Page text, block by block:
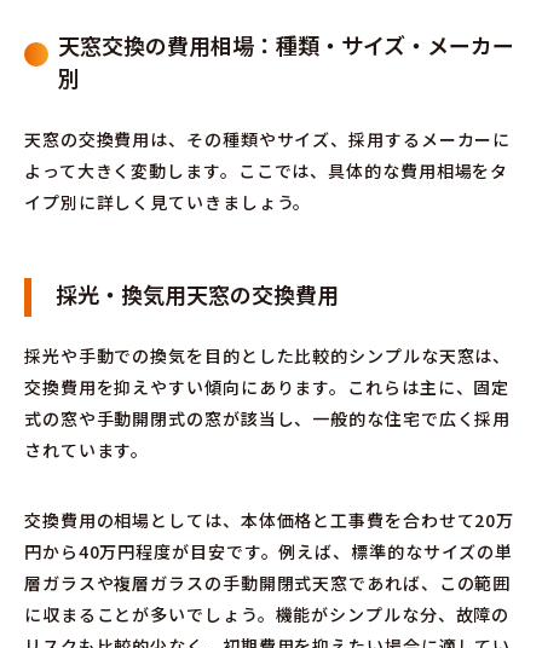
天窓交換の費用相場：種類・サイズ・メーカー
別
天窓の交換費用は、その種類やサイズ、採用するメーカーに
よって大きく変動します。ここでは、具体的な費用相場をタ
イプ別に詳しく見ていきましょう。
採光・換気用天窓の交換費用
採光や手動での換気を目的とした比較的シンプルな天窓は、
交換費用を抑えやすい傾向にあります。これらは主に、固定
式の窓や手動開閉式の窓が該当し、一般的な住宅で広く採用
されています。
交換費用の相場としては、本体価格と工事費を合わせて20万
円から40万円程度が目安です。例えば、標準的なサイズの単
層ガラスや複層ガラスの手動開閉式天窓であれば、この範囲
に収まることが多いでしょう。機能がシンプルな分、故障の